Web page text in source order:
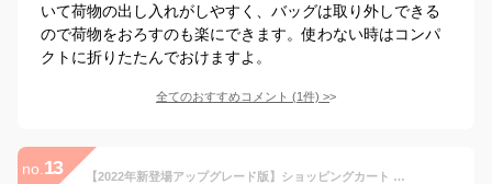
いて荷物の出し入れがしやすく、バッグは取り外しできる
ので荷物をおろすのも楽にできます。使わない時はコンパ
クトに折りたたんでおけますよ。
全てのおすすめコメント (1件) >
no. 13 【2022年新登場アップグレード版】ショッピングカート 買い物カート 台車 折りたたみ キャリーカート キャンプ カート 360°回転 軽量 大容量 高耐荷重 高度調整 ブラックとレッド